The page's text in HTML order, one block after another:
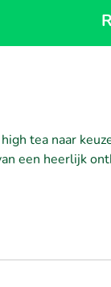
tea naar
een heerlijk